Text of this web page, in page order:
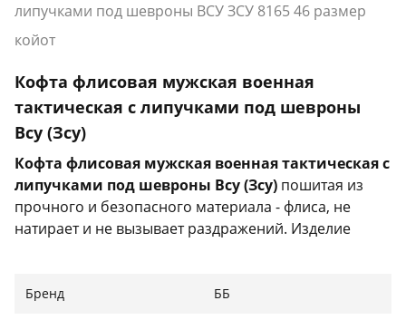
липучками под шевроны ВСУ ЗСУ 8165 46 размер
койот
Кофта флисовая мужская военная
тактическая с липучками под шевроны
Всу (Зсу)
Кофта флисовая мужская военная тактическая с
липучками под шевроны Всу (Зсу) пошитая из
прочного и безопасного материала - флиса, не
натирает и не вызывает раздражений. Изделие
Бренд ББ